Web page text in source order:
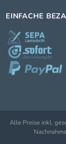
EINFACHE
Alle Preise inkl.